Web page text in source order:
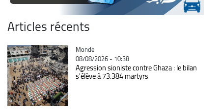
Articles récents
Catégorie
Monde
08/08/2026 - 10:38
Agression sioniste contre Ghaza : le bilan
s'élève à 73.384 martyrs